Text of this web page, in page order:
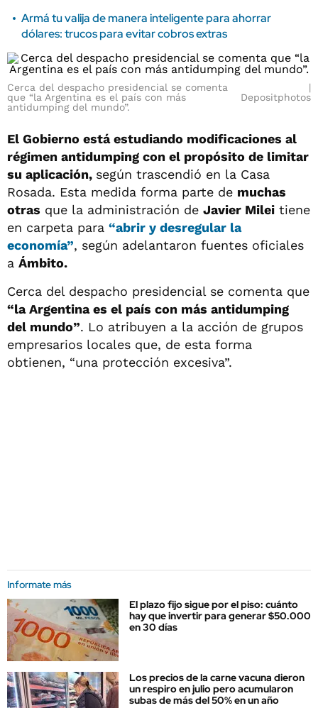
Armá tu valija de manera inteligente para ahorrar
dólares: trucos para evitar cobros extras
Cerca del despacho presidencial se comenta
que “la Argentina es el país con más
antidumping del mundo”.
Depositphotos
El Gobierno está estudiando modificaciones al
régimen antidumping con el propósito de limitar
su aplicación, según trascendió en la Casa
Rosada. Esta medida forma parte de muchas
otras que la administración de Javier Milei tiene
en carpeta para “abrir y desregular la
economía”, según adelantaron fuentes oficiales
a Ámbito.
Cerca del despacho presidencial se comenta que
“la Argentina es el país con más antidumping
del mundo”. Lo atribuyen a la acción de grupos
empresarios locales que, de esta forma
obtienen, “una protección excesiva”.
Informate más
El plazo fijo sigue por el piso: cuánto
hay que invertir para generar $50.000
en 30 días
Los precios de la carne vacuna dieron
un respiro en julio pero acumularon
subas de más del 50% en un año